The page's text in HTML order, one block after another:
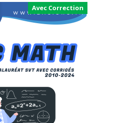
Avec Correction